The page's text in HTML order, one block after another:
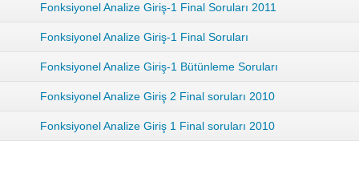
Fonksiyonel Analize Giriş-1 Final Soruları 2011
Fonksiyonel Analize Giriş-1 Final Soruları
Fonksiyonel Analize Giriş-1 Bütünleme Soruları
Fonksiyonel Analize Giriş 2 Final soruları 2010
Fonksiyonel Analize Giriş 1 Final soruları 2010